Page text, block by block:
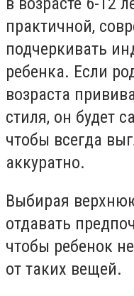
практичной,
подчеркивать
ребенка. Если
возраста
стиля, он будет
чтобы всегда
аккуратно.
Выбирая
отдавать
чтобы ребенок
от таких вещей.